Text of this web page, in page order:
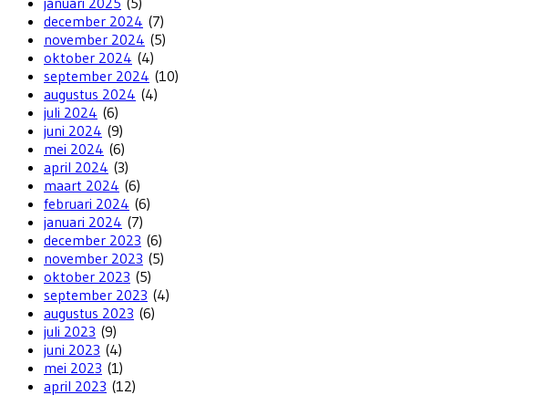
december 2024 (7)
november 2024 (5)
oktober 2024 (4)
september 2024 (10)
augustus 2024 (4)
juli 2024 (6)
juni 2024 (9)
mei 2024 (6)
april 2024 (3)
maart 2024 (6)
februari 2024 (6)
januari 2024 (7)
december 2023 (6)
november 2023 (5)
oktober 2023 (5)
september 2023 (4)
augustus 2023 (6)
juli 2023 (9)
juni 2023 (4)
mei 2023 (1)
april 2023 (12)